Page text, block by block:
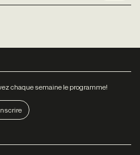
chaque semaine le programme!